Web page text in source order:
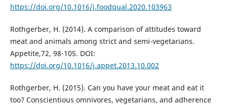
https://doi.org/10.1016/j.foodqual.2020.103963
Rothgerber, H. (2014). A comparison of attitudes toward
meat and animals among strict and semi-vegetarians.
Appetite,72, 98-105. DOI:
https://doi.org/10.1016/j.appet.2013.10.002
Rothgerber, H. (2015). Can you have your meat and eat it
too? Conscientious omnivores, vegetarians, and adherence